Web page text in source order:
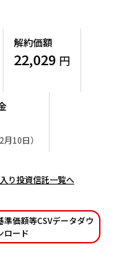
応
解約価額
22,029 円
月10日）
り投資信託一覧へ
準価額等CSVデータダウ
ロード